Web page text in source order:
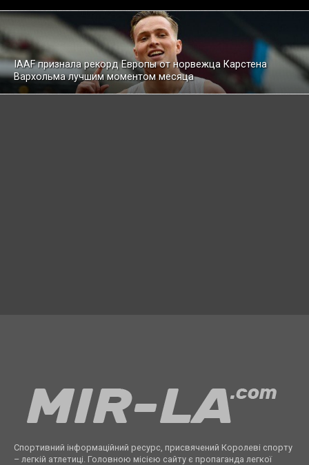
IAAF признала рекорд Европы от норвежца Карстена
Вархольма лучшим моментом месяца
Спортивний інформаційний ресурс, присвячений Королеві спорту
– легкій атлетиці. Головною місією сайту є пропаганда легкої